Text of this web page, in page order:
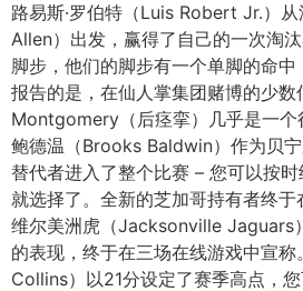
路易斯·罗伯特（Luis Robert Jr.）
Allen）出发，赢得了自己的一次淘
脚步，他们的脚步有一个单脚的命
报告的是，在仙人掌集团赌博的少
Montgomery（后痉挛）几乎是一个
鲍德温（Brooks Baldwin）作为贝
替代者进入了整个比赛 – 您可以按
就选择了。全新的芝加哥持有者终
维尔美洲虎（Jacksonville Jaguars
的表现，终于在三场在线游戏中宣称
Collins）以21分设定了赛季高点，